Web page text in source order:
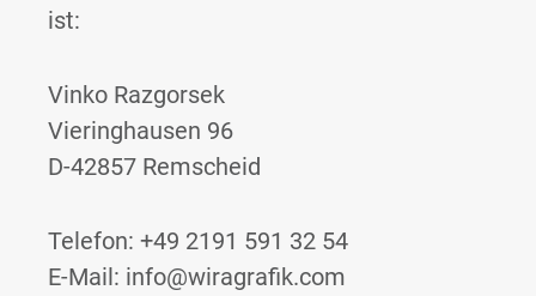
ist:
Vinko Razgorsek
Vieringhausen 96
D-42857 Remscheid
Telefon: +49 2191 591 32 54
E-Mail: info@wiragrafik.com